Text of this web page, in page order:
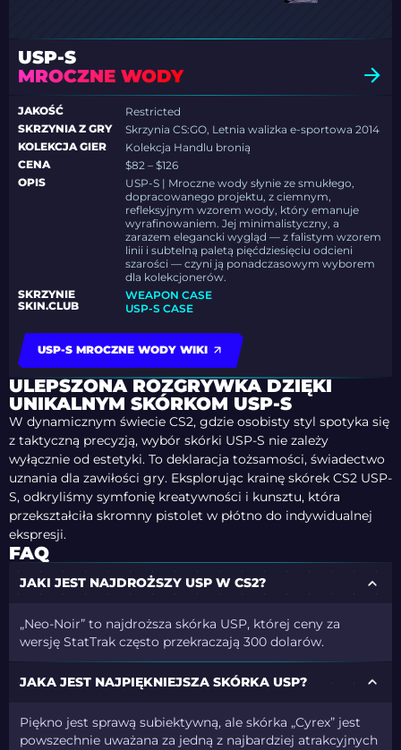
USP-S
MROCZNE WODY
JAKOŚĆ
Restricted
SKRZYNIA Z GRY
Skrzynia CS:GO, Letnia walizka e-sportowa 2014
KOLEKCJA GIER
Kolekcja Handlu bronią
CENA
$82 – $126
OPIS
USP-S | Mroczne wody słynie ze smukłego,
dopracowanego projektu, z ciemnym,
refleksyjnym wzorem wody, który emanuje
wyrafinowaniem. Jej minimalistyczny, a
zarazem elegancki wygląd — z falistym wzorem
linii i subtelną paletą pięćdziesięciu odcieni
szarości — czyni ją ponadczasowym wyborem
dla kolekcjonerów.
SKRZYNIE
SKIN.CLUB
WEAPON CASE
USP-S CASE
USP-S MROCZNE WODY WIKI
ULEPSZONA ROZGRYWKA DZIĘKI
UNIKALNYM SKÓRKOM USP-S
W dynamicznym świecie CS2, gdzie osobisty styl spotyka się
z taktyczną precyzją, wybór skórki USP-S nie zależy
wyłącznie od estetyki. To deklaracja tożsamości, świadectwo
uznania dla zawiłości gry. Eksplorując krainę skórek CS2 USP-
S, odkryliśmy symfonię kreatywności i kunsztu, która
przekształciła skromny pistolet w płótno do indywidualnej
ekspresji.
FAQ
JAKI JEST NAJDROŻSZY USP W CS2?
„Neo-Noir” to najdroższa skórka USP, której ceny za
wersję StatTrak często przekraczają 300 dolarów.
JAKA JEST NAJPIĘKNIEJSZA SKÓRKA USP?
Piękno jest sprawą subiektywną, ale skórka „Cyrex” jest
powszechnie uważana za jedną z najbardziej atrakcyjnych